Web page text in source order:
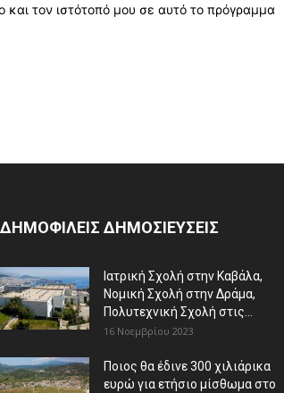
τον ιστότοπό μου σε αυτό το πρόγραμμα
ΔΗΜΟΦΙΛΕΙΣ ΔΗΜΟΣΙΕΥΣΕΙΣ
Ιατρική Σχολή στην Καβάλα,
Νομική Σχολή στην Δράμα,
Πολυτεχνική Σχολή στις...
16 Νοεμβρίου 2023
Ποιος θα έδινε 300 χιλιάρικα
ευρώ για ετήσιο μίσθωμα στο